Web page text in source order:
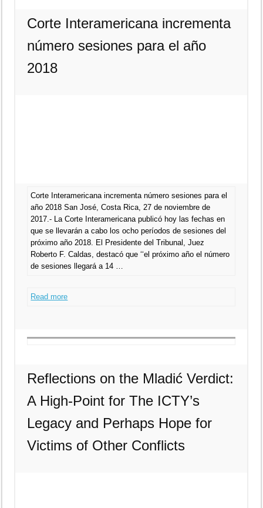
Corte Interamericana incrementa
número sesiones para el año
2018
Corte Interamericana incrementa número sesiones para el
año 2018 San José, Costa Rica, 27 de noviembre de
2017.- La Corte Interamericana publicó hoy las fechas en
que se llevarán a cabo los ocho períodos de sesiones del
próximo año 2018. El Presidente del Tribunal, Juez
Roberto F. Caldas, destacó que ‘‘el próximo año el número
de sesiones llegará a 14 …
Read more
Reflections on the Mladić Verdict:
A High-Point for The ICTY’s
Legacy and Perhaps Hope for
Victims of Other Conflicts